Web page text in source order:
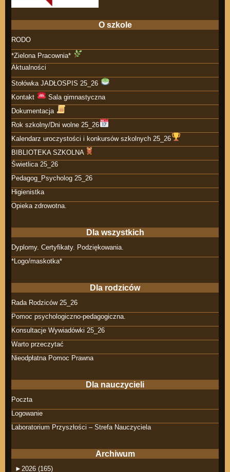
O szkole
RODO
*Zielona Pracownia*
Aktualności
Stołówka JADŁOSPIS 25_26
Kontakt
Sala gimnastyczna
Dokumentacja
Rok szkolny/Dni wolne 25_26
Kalendarz uroczystości i konkursów szkolnych 25_26
BIBLIOTEKA SZKOLNA
Świetlica 25_26
Pedagog_Psycholog 25_26
Higienistka
Opieka zdrowotna.
Dla wszystkich
Dyplomy. Certyfikaty. Podziękowania.
*Logo/maskotka*
Dla rodziców
Rada Rodziców 25_26
Pomoc psychologiczno-pedagogiczna.
Konsultacje Wywiadówki 25_26
Warto przeczytać
Nieodpłatna Pomoc Prawna
Dla nauczycieli
Poczta
Logowanie
Laboratorium Przyszłości – Strefa Nauczyciela
Archiwum
► 2026 (165)